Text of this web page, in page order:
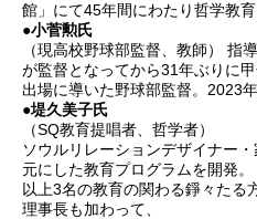
館」にて45年間にわたり哲学教育
●小菅勲氏
（現高校野球部監督、教師） 指
が監督となってから31年ぶりに
出場に導いた野球部監督。2023
●堤久美子氏
（SQ教育提唱者、哲学者）
ソウルリレーションデザイナー
元にした教育プログラムを開発。
以上3名の教育の関わる錚々たる
理事長も加わって、